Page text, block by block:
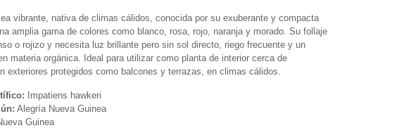
vibrante, nativa de climas cálidos, conocida por su exuberante y compacta
amplia gama de colores como blanco, rosa, rojo, naranja y morado. Su follaje
o rojizo y necesita luz brillante pero sin sol directo, riego frecuente y un
materia orgánica. Ideal para utilizar como planta de interior cerca de
exteriores protegidos como balcones y terrazas, en climas cálidos.
Impatiens hawkeri
Alegría Nueva Guinea
Guinea